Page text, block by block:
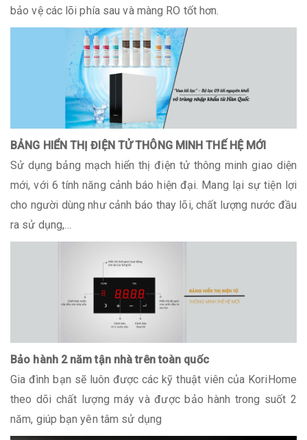
bảo vệ các lõi phía sau và màng RO tốt hơn.
BẢNG HIỂN THỊ ĐIỆN TỬ THÔNG MINH THẾ HỆ MỚI
Sử dụng bảng mạch hiển thị điện tử thông minh giao diện
mới, với 6 tính năng cảnh báo hiện đại. Mang lại sự tiện lợi
cho người dùng như cảnh báo thay lõi, chất lượng nước đầu
ra sử dụng,…
Bảo hành 2 năm tận nhà trên toàn quốc
Gia đình bạn sẽ luôn được các kỹ thuật viên của KoriHome
theo dõi chất lượng máy và được bảo hành trong suốt 2
năm, giúp bạn yên tâm sử dụng